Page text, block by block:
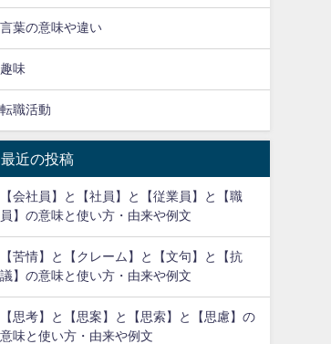
言葉の意味や違い
趣味
転職活動
最近の投稿
【会社員】と【社員】と【従業員】と【職
員】の意味と使い方・由来や例文
【苦情】と【クレーム】と【文句】と【抗
議】の意味と使い方・由来や例文
【思考】と【思案】と【思索】と【思慮】の
意味と使い方・由来や例文